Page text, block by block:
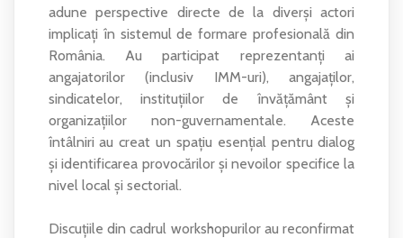
adune perspective directe de la diverși actori
implicați în sistemul de formare profesională din
România. Au participat reprezentanți ai
angajatorilor (inclusiv IMM-uri), angajaților,
sindicatelor, instituțiilor de învățământ și
organizațiilor non-guvernamentale. Aceste
întâlniri au creat un spațiu esențial pentru dialog
și identificarea provocărilor și nevoilor specifice la
nivel local și sectorial.
Discuțiile din cadrul workshopurilor au reconfirmat